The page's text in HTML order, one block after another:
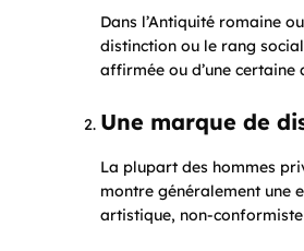
Dans l’Antiquité romaine
distinction ou le rang
affirmée ou d’une certaine
Une marque de
La plupart des hommes
montre généralement une
artistique, non-